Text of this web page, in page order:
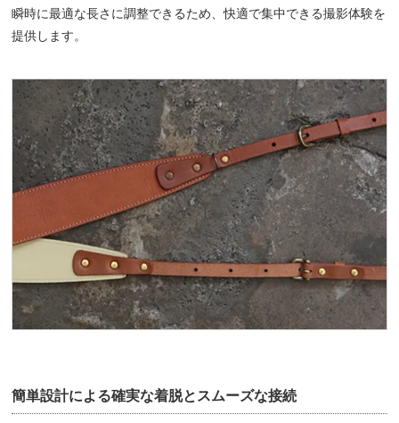
瞬時に最適な長さに調整できるため、快適で集中できる撮影体験を
提供します。
簡単設計による確実な着脱とスムーズな接続